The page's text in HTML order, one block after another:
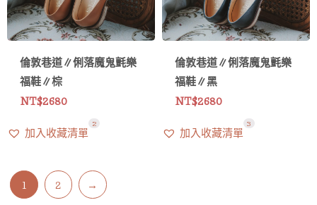
倫敦巷道∥俐落魔鬼氈樂
福鞋∥棕
NT$2680
加入收藏清單
2
倫敦巷道∥俐落魔鬼氈樂
福鞋∥黑
NT$2680
加入收藏清單
3
1 2 →